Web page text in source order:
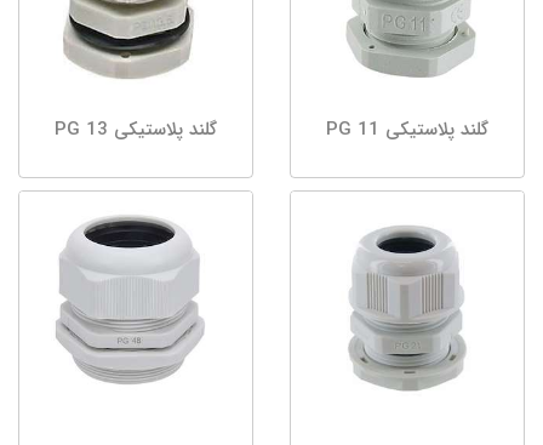
گلند پلاستیکی PG 11 گلند پلاستیکی PG 13